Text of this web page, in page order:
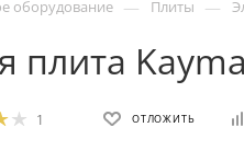
оборудование — Плиты —
плита
1 ОТЛОЖИТЬ